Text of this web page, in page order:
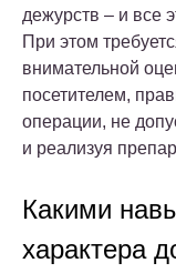
дежурств – и все
При этом
внимательной
посетителем,
операции, не
и реализуя
Какими
характера